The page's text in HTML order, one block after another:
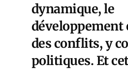
dynamique, le
développement
des conflits, y
politiques. Et